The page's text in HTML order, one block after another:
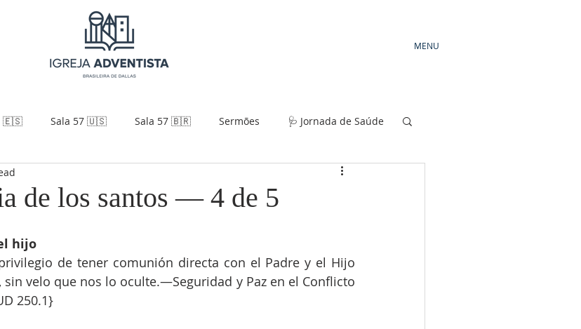
MENU
🇪🇸 Sala 57 🇺🇸 Sala 57 🇧🇷 Sermões 🩺 Jornada de Saúde
de los santos — 4 de 5
hijo
de tener comunión directa con el Padre y el Hijo
sin velo que nos lo oculte.—Seguridad y Paz en el Conflicto
250.1}